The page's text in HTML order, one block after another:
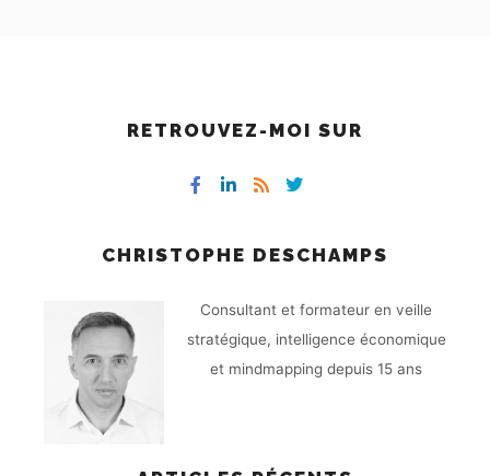
RETROUVEZ-MOI SUR
CHRISTOPHE DESCHAMPS
Consultant et formateur en veille
stratégique, intelligence économique
et mindmapping depuis 15 ans